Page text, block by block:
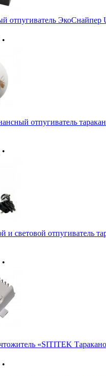
отпугиватель ЭкоСнайпер
•
отпугиватель
•
и световой отпугиватель
•
«SITITEK
•